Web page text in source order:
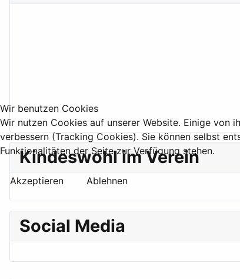
Kindeswohl im Verein
Social Media
Wir benutzen Cookies
Wir nutzen Cookies auf unserer Website. Einige von
verbessern (Tracking Cookies). Sie können selbst
Funktionalitäten der Seite zur Verfügung stehen.
Akzeptieren
Ablehnen